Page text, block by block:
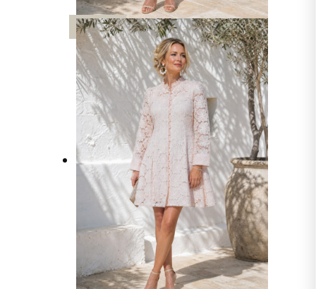
UUTTA